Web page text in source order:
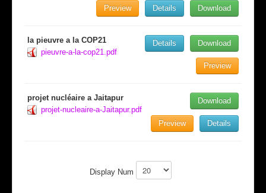
Download
Details
Preview
la pieuvre a la COP21
pieuvre-a-la-cop21.pdf
Download
Details
Preview
projet nucléaire a Jaitapur
projet-nucleaire-a-Jaitapur.pdf
Download
Details
Preview
Display Num